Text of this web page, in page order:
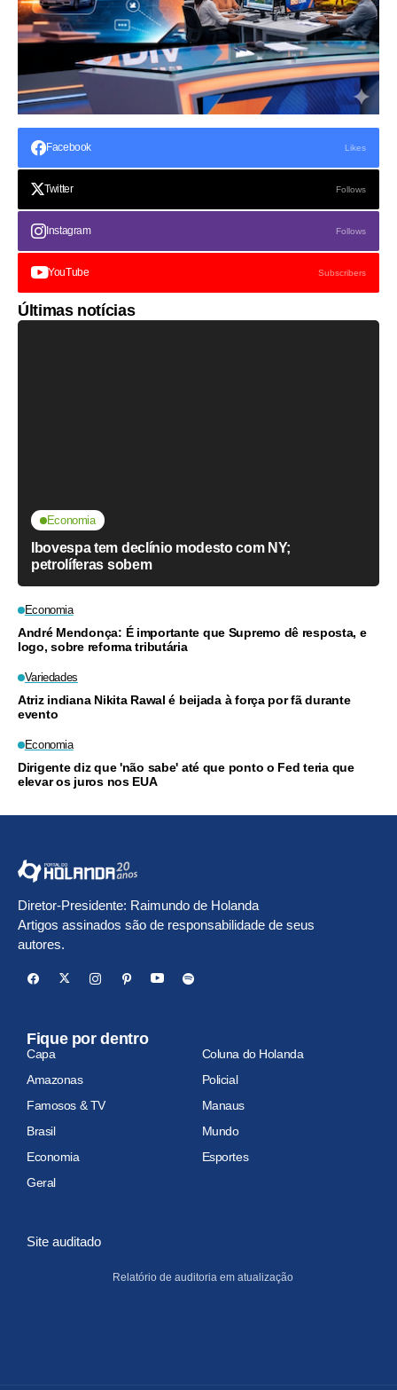
Facebook Likes
Twitter Follows
Instagram Follows
YouTube Subscribers
Últimas notícias
Economia
Ibovespa tem declínio modesto com NY;
petrolíferas sobem
Economia
André Mendonça: É importante que Supremo dê resposta, e
logo, sobre reforma tributária
Variedades
Atriz indiana Nikita Rawal é beijada à força por fã durante
evento
Economia
Dirigente diz que 'não sabe' até que ponto o Fed teria que
elevar os juros nos EUA
Diretor-Presidente: Raimundo de Holanda
Artigos assinados são de responsabilidade de seus
autores.
Fique por dentro
Capa
Coluna do Holanda
Amazonas
Policial
Famosos & TV
Manaus
Brasil
Mundo
Economia
Esportes
Geral
Site auditado
Relatório de auditoria em atualização